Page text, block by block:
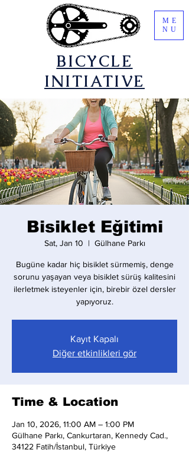
​BICYCLE
INITIATIVE
ME
NU
Bisiklet Eğitimi
Sat, Jan 10
  |
Gülhane Parkı
Bugüne kadar hiç bisiklet sürmemiş, denge
sorunu yaşayan veya bisiklet sürüş kalitesini
ilerletmek isteyenler için, birebir özel dersler
yapıyoruz.
Kayıt Kapalı
Diğer etkinlikleri gör
Time & Location
Jan 10, 2026, 11:00 AM – 1:00 PM
Gülhane Parkı, Cankurtaran, Kennedy Cad.,
34122 Fatih/İstanbul, Türkiye